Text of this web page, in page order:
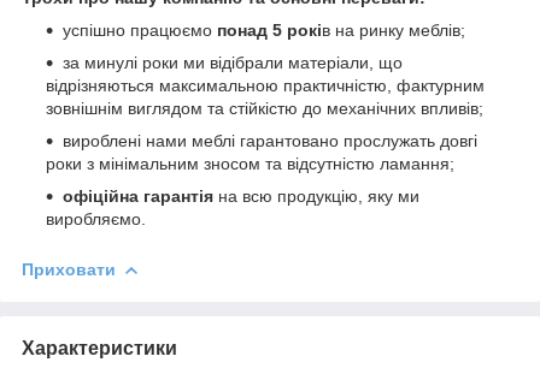
успішно працюємо понад 5 років на ринку меблів;
за минулі роки ми відібрали матеріали, що
відрізняються максимальною практичністю, фактурним
зовнішнім виглядом та стійкістю до механічних впливів;
вироблені нами меблі гарантовано прослужать довгі
роки з мінімальним зносом та відсутністю ламання;
офіційна гарантія на всю продукцію, яку ми
виробляємо.
Приховати
Характеристики